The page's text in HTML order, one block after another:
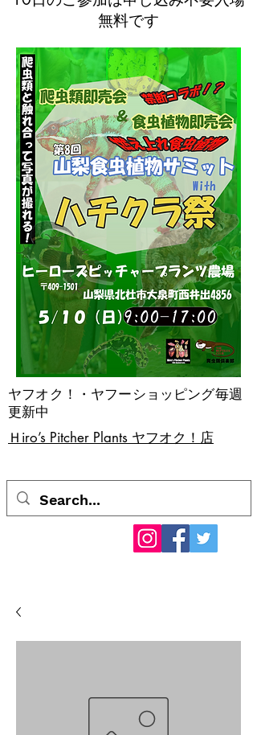
​Ｈiro’s Pitcher Plants ヤフオク！店
ヤフオク！・ヤフーショッピング毎週
更新中
無料です